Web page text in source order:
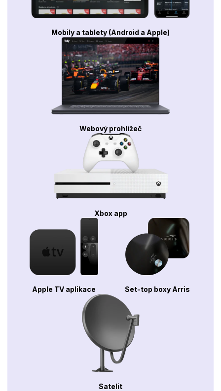
Mobily a tablety (Android a Apple)
Webový prohlížeč
Xbox app
Apple TV aplikace Set-top boxy Arris
Satelit